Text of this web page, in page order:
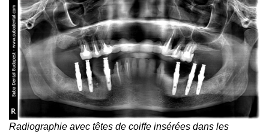
Radiographie avec têtes de coiffe insérées dans les